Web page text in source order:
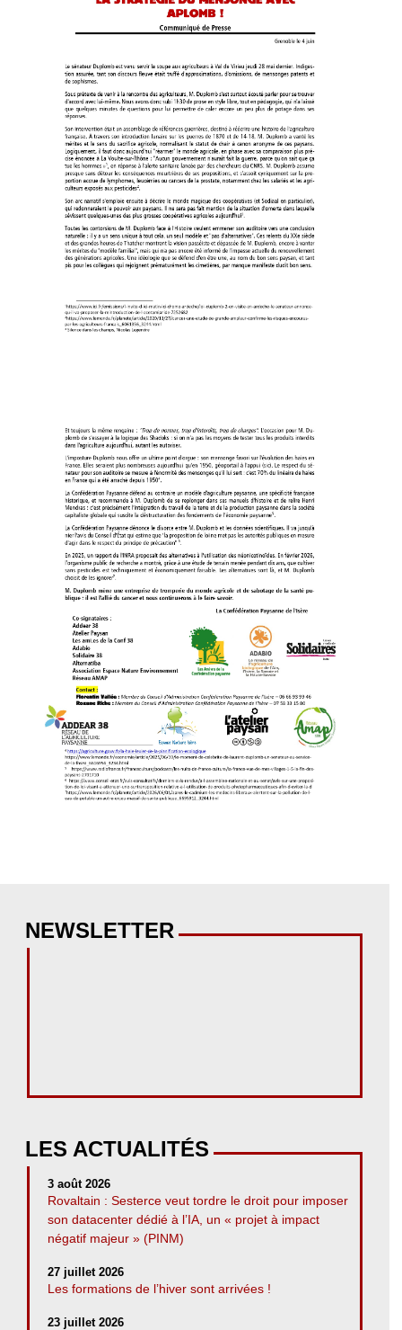
NEWSLETTER
LES ACTUALITÉS
3 août 2026
Rovaltain : Sesterce veut tordre le droit pour imposer
son datacenter dédié à l’IA, un « projet à impact
négatif majeur » (PINM)
27 juillet 2026
Les formations de l’hiver sont arrivées !
23 juillet 2026